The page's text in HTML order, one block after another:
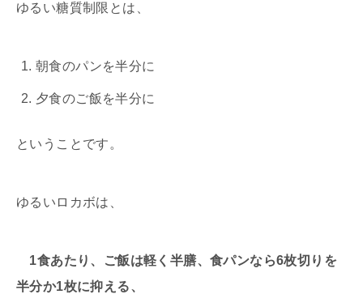
ゆるい糖質制限とは、
朝食のパンを半分に
夕食のご飯を半分に
ということです。
ゆるいロカボは、
1食あたり、ご飯は軽く半膳、食パンなら6枚切りを
半分か1枚に抑える、